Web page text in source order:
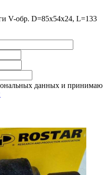
V-обр. D=85x54x24, L=133
данных и принимаю